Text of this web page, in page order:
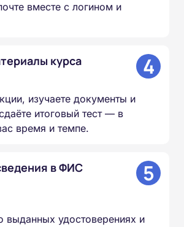
вместе с логином и
курса 4
изучаете документы и
итоговый тест — в
время и темпе.
в ФИС
5
выданных удостоверениях и